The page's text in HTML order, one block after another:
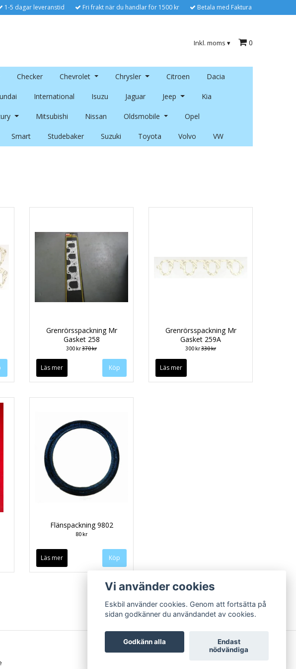
1-5 dagar leveranstid Fri frakt när du handlar för 1500 kr Betala med Faktura
Inkl. moms ▾ 0
Checker Chevrolet Chrysler Citroen Dacia
International Isuzu Jaguar Jeep Kia
Mitsubishi Nissan Oldsmobile Opel
Smart Studebaker Suzuki Toyota Volvo VW
Grenrörsspackning Mr
Gasket 258
300 kr370 kr
Läs mer
Grenrörsspackning Mr
Gasket 259A
300 kr330 kr
Läs mer
Flänspackning 9802
80 kr
Läs mer
Vi använder cookies
Eskbil använder cookies. Genom att fortsätta på
sidan godkänner du användandet av cookies.
Godkänn alla
Endast
nödvändiga